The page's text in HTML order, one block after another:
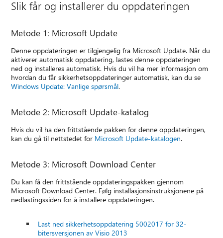
Slik får og installerer du oppdateringen
Metode 1: Microsoft Update
Denne oppdateringen er tilgjengelig fra Microsoft Update. Når du
aktiverer automatisk oppdatering, lastes denne oppdateringen
ned og installeres automatisk. Hvis du vil ha mer informasjon om
hvordan du får sikkerhetsoppdateringer automatisk, kan du se
Windows Update: Vanlige spørsmål.
Metode 2: Microsoft Update-katalog
Hvis du vil ha den frittstående pakken for denne oppdateringen,
kan du gå til nettstedet for Microsoft Update-katalogen.
Metode 3: Microsoft Download Center
Du kan få den frittstående oppdateringspakken gjennom
Microsoft Download Center. Følg installasjonsinstruksjonene på
nedlastingssiden for å installere oppdateringen.
Last ned sikkerhetsoppdatering 5002017 for 32-
bitersversjonen av Visio 2013